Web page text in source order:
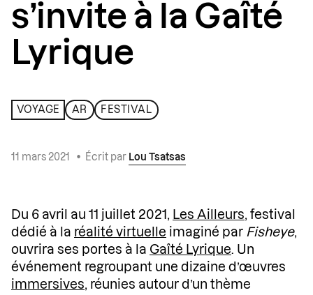
s’invite à la Gaîté
Lyrique
VOYAGE AR FESTIVAL
11 mars 2021 • Écrit par Lou Tsatsas
Du 6 avril au 11 juillet 2021, Les Ailleurs, festival
dédié à la réalité virtuelle imaginé par Fisheye,
ouvrira ses portes à la Gaîté Lyrique. Un
événement regroupant une dizaine d’œuvres
immersives, réunies autour d’un thème